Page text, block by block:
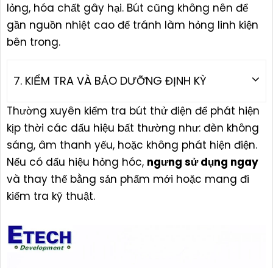
lỏng, hóa chất gây hại. Bút cũng không nên để
gần nguồn nhiệt cao để tránh làm hỏng linh kiện
bên trong.
7. KIỂM TRA VÀ BẢO DƯỠNG ĐỊNH KỲ
Thường xuyên kiểm tra bút thử điện để phát hiện
kịp thời các dấu hiệu bất thường như: đèn không
sáng, âm thanh yếu, hoặc không phát hiện điện.
Nếu có dấu hiệu hỏng hóc, ngưng sử dụng ngay
và thay thế bằng sản phẩm mới hoặc mang đi
kiểm tra kỹ thuật.